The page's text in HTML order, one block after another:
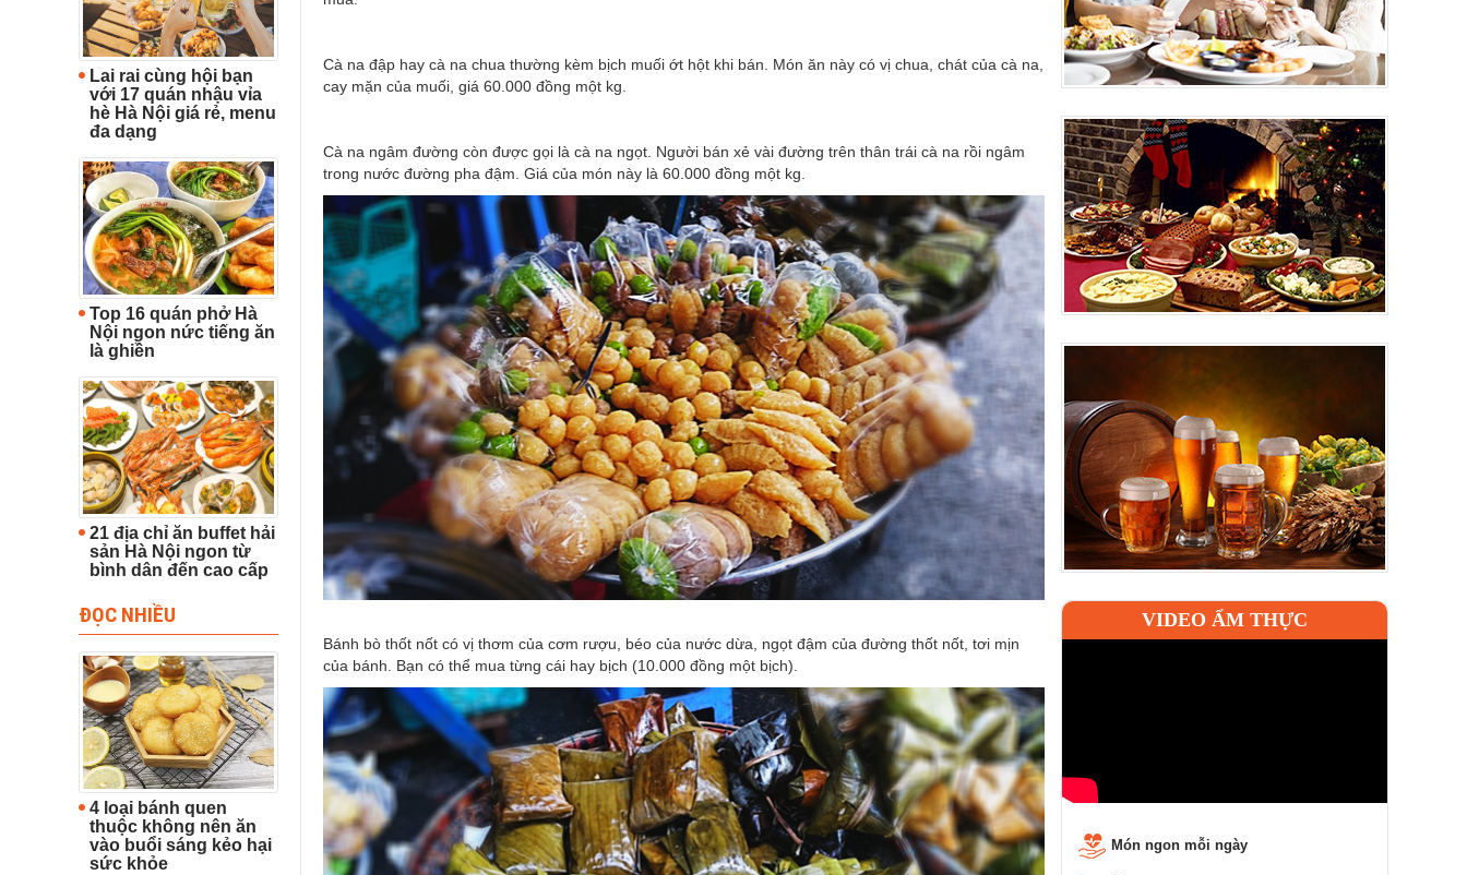
Lai rai cùng hội bạn
với 17 quán nhậu vỉa
hè Hà Nội giá rẻ, menu
đa dạng
Top 16 quán phở Hà
Nội ngon nức tiếng ăn
là ghiền
21 địa chỉ ăn buffet hải
sản Hà Nội ngon từ
bình dân đến cao cấp
ĐỌC NHIỀU
4 loại bánh quen
thuộc không nên ăn
vào buổi sáng kẻo hại
sức khỏe
Cà na đập hay cà na chua thường kèm bịch muối ớt hột khi bán. Món ăn này có vị chua, chát của cà na,
cay mặn của muối, giá 60.000 đồng một kg.
Cà na ngâm đường còn được gọi là cà na ngọt. Người bán xẻ vài đường trên thân trái cà na rồi ngâm
trong nước đường pha đậm. Giá của món này là 60.000 đồng một kg.
Bánh bò thốt nốt có vị thơm của cơm rượu, béo của nước dừa, ngọt đậm của đường thốt nốt, tơi mịn
của bánh. Bạn có thể mua từng cái hay bịch (10.000 đồng một bịch).
VIDEO ẨM THỰC
Món ngon mỗi ngày